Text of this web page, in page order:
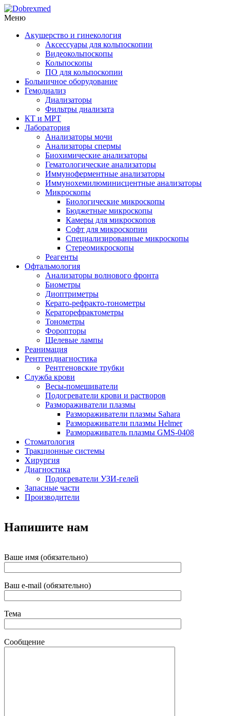
Меню
Акушерство и гинекология
Аксессуары для кольпоскопии
Видеокольпоскопы
Кольпоскопы
ПО для кольпоскопии
Больничное оборудование
Гемодиализ
Диализаторы
Фильтры диализата
КТ и МРТ
Лаборатория
Анализаторы мочи
Анализаторы спермы
Биохимические анализаторы
Гематологические анализаторы
Иммуноферментные анализаторы
Иммунохемилюминисцентные анализаторы
Микроскопы
Биологические микроскопы
Бюджетные микроскопы
Камеры для микроскопов
Софт для микроскопии
Специализированные микроскопы
Стереомикроскопы
Реагенты
Офтальмология
Анализаторы волнового фронта
Биометры
Диоптриметры
Керато-рефракто-тонометры
Кераторефрактометры
Тонометры
Форопторы
Щелевые лампы
Реанимация
Рентгендиагностика
Рентгеновские трубки
Служба крови
Весы-помешиватели
Подогреватели крови и растворов
Размораживатели плазмы
Размораживатели плазмы Sahara
Размораживатели плазмы Helmer
Размораживатель плазмы GMS-0408
Стоматология
Тракционные системы
Хирургия
Диагностика
Подогреватели УЗИ-гелей
Запасные части
Производители
Напишите нам
Ваше имя (обязательно)
Ваш e-mail (обязательно)
Тема
Сообщение